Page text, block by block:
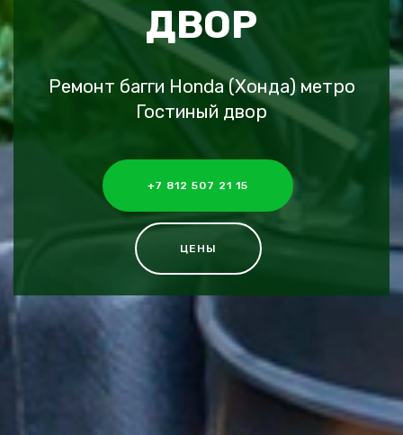
ДВОР
Ремонт багги Honda (Хонда) метро
Гостиный двор
+7 812 507 21 15
ЦЕНЫ